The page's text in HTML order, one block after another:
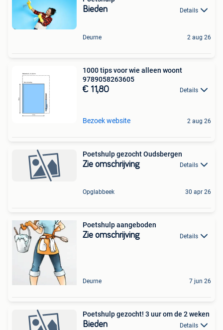
Bieden Details
Deurne 2 aug 26
1000 tips voor wie alleen woont
9789058263605
€ 11,80 Details
Bezoek website 2 aug 26
Poetshulp gezocht Oudsbergen
Zie omschrijving Details
Opglabbeek 30 apr 26
Poetshulp aangeboden
Zie omschrijving Details
Deurne 7 jun 26
Poetshulp gezocht! 3 uur om de 2 weken
Bieden Details